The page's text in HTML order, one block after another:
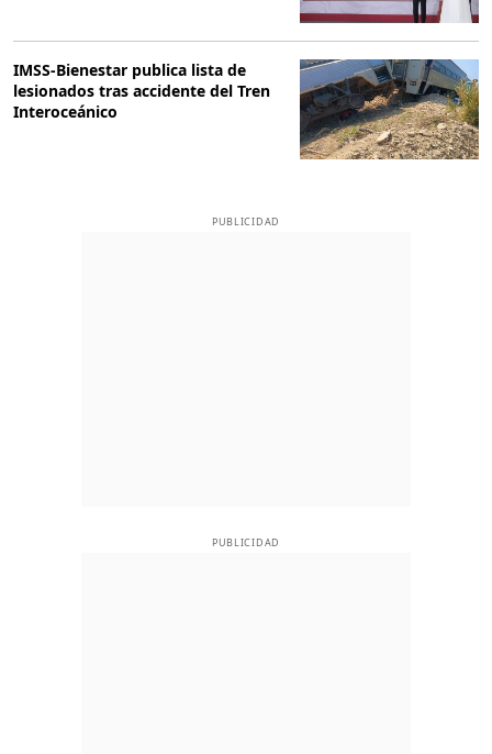
IMSS-Bienestar publica lista de
lesionados tras accidente del Tren
Interoceánico
PUBLICIDAD
PUBLICIDAD